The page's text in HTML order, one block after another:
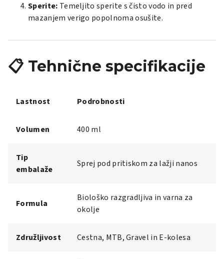
Sperite: Temeljito sperite s čisto vodo in pred
mazanjem verigo popolnoma osušite.
📋 Tehnične specifikacije
Lastnost Podrobnosti
Volumen 400 ml
Tip
embalaže
Sprej pod pritiskom za lažji nanos
Formula
Biološko razgradljiva in varna za
okolje
Združljivost Cestna, MTB, Gravel in E-kolesa